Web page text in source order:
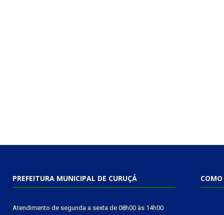
PREFEITURA MUNICIPAL DE CURUÇÁ
Atendimento de segunda a sexta de 08h00 às 14h00
COMO